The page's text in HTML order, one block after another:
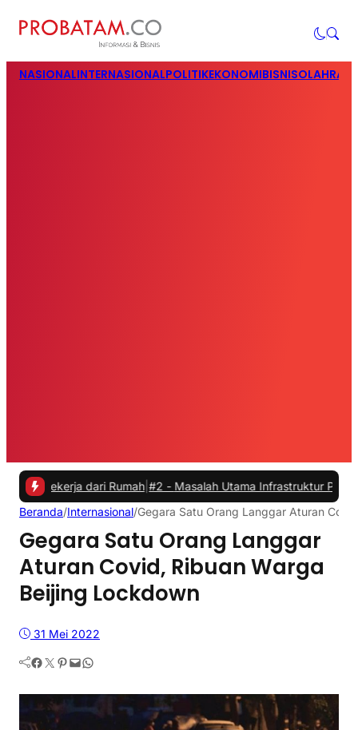
NASIONALINTERNASIONALPOLITIKEKONOMIBISNIS
dari Rumah|#2 -Masalah Utama Infrastruktur Pengisian
Beranda/Internasional/Gegara Satu Orang Langgar Aturan
Gegara Satu Orang Langgar
Aturan Covid, Ribuan Warga
Beijing Lockdown
31 Mei 2022
Facebook Twitter Pinterest Mail WhatsApp